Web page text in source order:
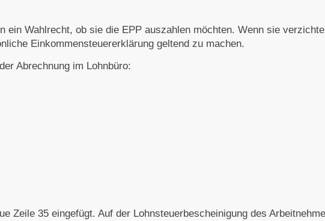
ein Wahlrecht, ob sie die EPP auszahlen möchten. Wenn sie
Einkommensteuererklärung geltend zu machen.
Abrechnung im Lohnbüro:
Zeile 35 eingefügt. Auf der Lohnsteuerbescheinigung des